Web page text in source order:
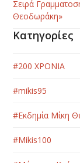
Σειρά
Θεοδωράκη»
Κατηγορίες
#200 ΧΡΟΝΙΑ
#mikis95
#Εκδημία Μίκη
#Μikis100